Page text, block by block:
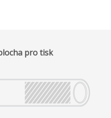
pro tisk